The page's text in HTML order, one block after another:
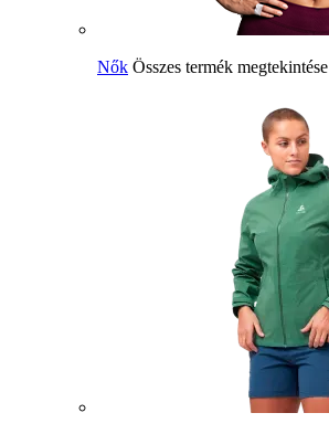
Nők Összes termék megtekintése